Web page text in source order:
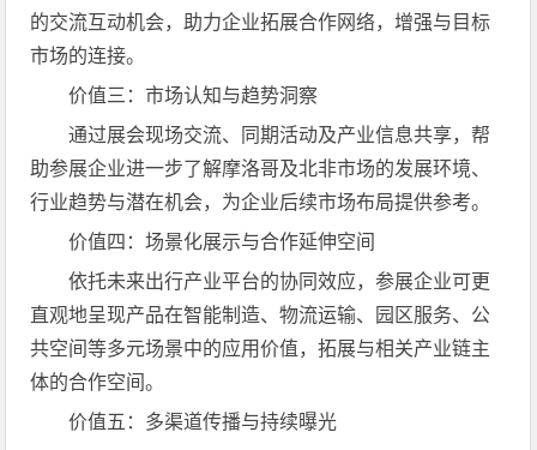
的交流互动机会，助力企业拓展合作网络，增强与目标
市场的连接。
价值三：市场认知与趋势洞察
通过展会现场交流、同期活动及产业信息共享，帮
助参展企业进一步了解摩洛哥及北非市场的发展环境、
行业趋势与潜在机会，为企业后续市场布局提供参考。
价值四：场景化展示与合作延伸空间
依托未来出行产业平台的协同效应，参展企业可更
直观地呈现产品在智能制造、物流运输、园区服务、公
共空间等多元场景中的应用价值，拓展与相关产业链主
体的合作空间。
价值五：多渠道传播与持续曝光